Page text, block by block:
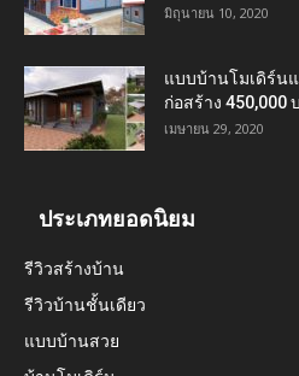
มิถุนายน 10, 2020
แบบบ้านโมเดิร์น
ก่อสร้าง 450,000
เมษายน 29, 2020
ประเภทยอดนิยม
รีวิวสร้างบ้าน
รีวิวบ้านชั้นเดียว
แบบบ้านสวย